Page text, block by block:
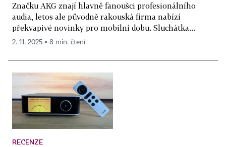
Značku AKG znají hlavně fanoušci profesionálního
audia, letos ale původně rakouská firma nabízí
překvapivé novinky pro mobilní dobu. Sluchátka...
2. 11. 2025 ▪ 8 min. čtení
RECENZE